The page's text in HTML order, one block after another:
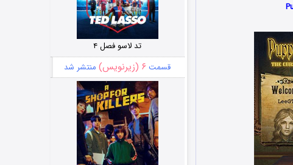
تد لاسو فصل ۴
قسمت ۶ (زیرنویس) منتشر شد